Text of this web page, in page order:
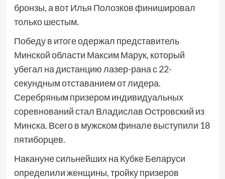
бронзы, а вот Илья Полозков финишировал
только шестым.
Победу в итоге одержал представитель
Минской области Максим Марук, который
убегал на дистанцию лазер-рана с 22-
секундным отставанием от лидера.
Серебряным призером индивидуальных
соревнований стал Владислав Островский из
Минска. Всего в мужском финале выступили 18
пятиборцев.
Накануне сильнейших на Кубке Беларуси
определили женщины, тройку призеров